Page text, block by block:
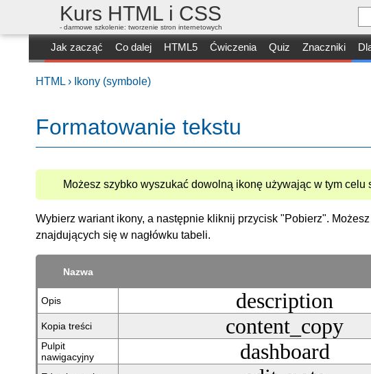
Kurs HTML i CSS
- darmowe szkolenie: tworzenie stron internetowych
Jak zacząć Co dalej HTML5 Ćwiczenia Quiz Znaczniki
HTML › Ikony (symbole)
Formatowanie tekstu
Możesz szybko wyszukać dowolną ikonę używając w tym celu
Wybierz wariant ikony, a następnie kliknij przycisk "Pobierz".
znajdujących się w nagłówku tabeli.
Nazwa
Opis description
Kopia treści content_copy
Pulpit
nawigacyjny
dashboard